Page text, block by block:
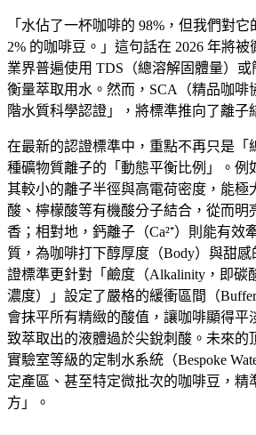
「水佔了一杯咖啡的 98%，但我們對
2% 的咖啡豆。」這句話在 2026 年將被
業界普遍使用 TDS（總溶解固體量）
衡量萃取用水。然而，SCA（精品咖啡
階水質科學認證」，將標準推向了離子
在最新的認證標準中，重點不再只是「
種礦物質離子的「動態平衡比例」。例
其較小的離子半徑與高電荷密度，能極
酸、檸檬酸等有機酸分子結合，從而明
香；相對地，鈣離子（Ca²⁺）則能有效
質，為咖啡打下醇厚度（Body）與甜感
證標準更針對「鹼度（Alkalinity，即碳
濃度）」設定了嚴格的緩衝區間（
會抹平所有精緻的酸值，讓咖啡顯得平
致萃取出的液體過於尖銳刺酸。未來的
實驗室等級的定制水系統（Bespoke
定產區、甚至特定微批次的咖啡豆，精
方」。